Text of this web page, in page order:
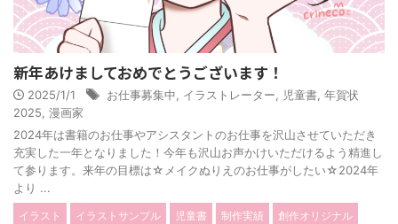
新年あけましておめでとうございます！
2025/1/1 お仕事募集中, イラストレーター, 児童書, 年賀状
2025, 漫画家
2024年は書籍のお仕事やアシスタントのお仕事を沢山させていただき
充実した一年となりました！今年も沢山お声かけいただけるよう精進し
て参ります。来年の目標は☆メイクぬりえのお仕事がしたい☆2024年
より ...
イラスト イラストサンプル 児童書 制作実績 創作オリジナル